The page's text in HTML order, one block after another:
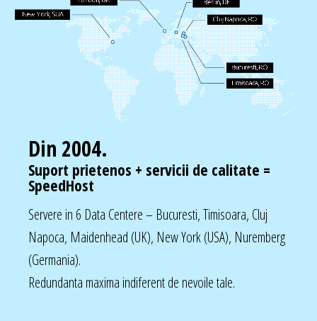
Din 2004.
Suport prietenos + servicii de calitate =
SpeedHost
Servere in 6 Data Centere – Bucuresti, Timisoara, Cluj
Napoca, Maidenhead (UK), New York (USA), Nuremberg
(Germania).
Redundanta maxima indiferent de nevoile tale.